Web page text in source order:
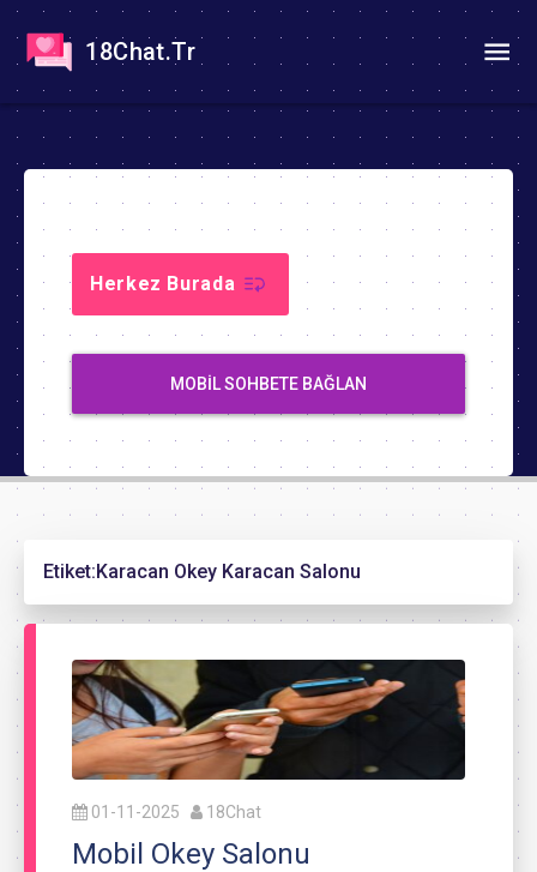
18Chat.Tr
Herkez Burada
MOBIL SOHBETE BAĞLAN
Etiket:Karacan Okey Karacan Salonu
01-11-2025 18Chat
Mobil Okey Salonu